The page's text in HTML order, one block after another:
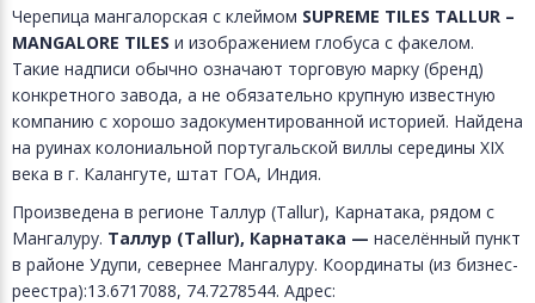
Черепица мангалорская с клеймом SUPREME TILES TALLUR –
MANGALORE TILES и изображением глобуса с факелом.
Такие надписи обычно означают торговую марку (бренд)
конкретного завода, а не обязательно крупную известную
компанию с хорошо задокументированной историей. Найдена
на руинах колониальной португальской виллы середины XIX
века в г. Калангуте, штат ГОА, Индия.
Произведена в регионе Таллур (Tallur), Карнатака, рядом с
Мангалуру. Таллур (Tallur), Карнатака — населённый пункт
в районе Удупи, севернее Мангалуру. Координаты (из бизнес-
реестра):13.6717088, 74.7278544. Адрес: